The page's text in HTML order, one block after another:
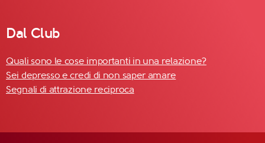
Dal Club
Quali sono le cose importanti in una relazione?
Sei depresso e credi di non saper amare
Segnali di attrazione reciproca